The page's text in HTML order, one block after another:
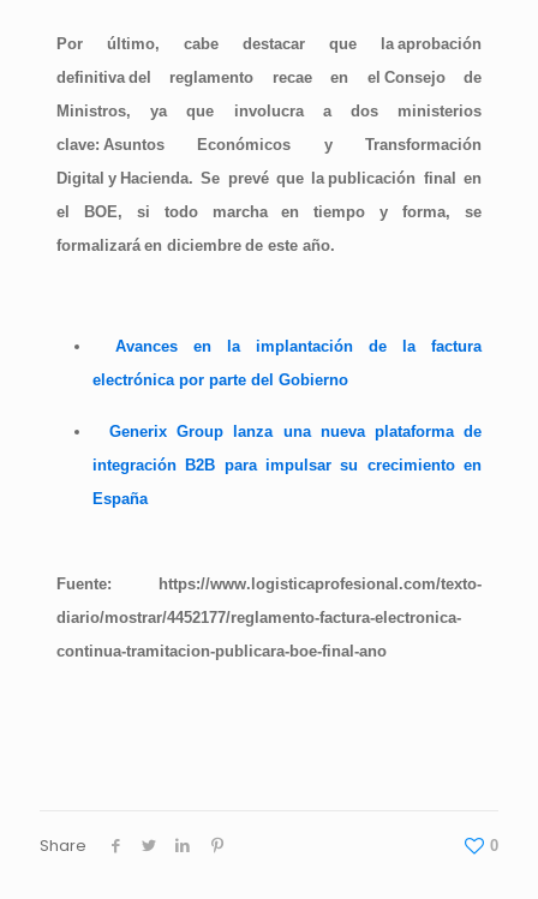
Por último, cabe destacar que laaprobación
definitivadel reglamento recae en el Consejo de
Ministros, ya que involucra a dos ministerios
clave: Asuntos Económicos y Transformación
Digital y Hacienda. Se prevé que la publicación final en
el BOE, si todo marcha en tiempo y forma, se
formalizará en diciembrede este año.
Avances en la implantación de la factura
electrónica por parte del Gobierno
Generix Group lanza una nueva plataforma de
integración B2B para impulsar su crecimiento en
España
Fuente:
https://www.logisticaprofesional.com/texto-
diario/mostrar/4452177/reglamento-factura-electronica-
continua-tramitacion-publicara-boe-final-ano
Share 0